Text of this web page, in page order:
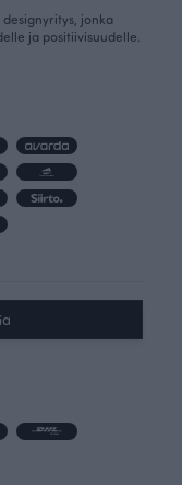
jonka
ja positiivisuudelle.